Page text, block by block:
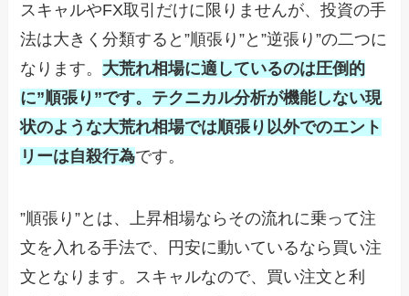
スキャルやFX取引だけに限りませんが、投資の手
法は大きく分類すると”順張り”と”逆張り”の二つに
なります。 大荒れ相場に適しているのは圧倒的
に”順張り”です。テクニカル分析が機能しない現
状のような大荒れ相場では順張り以外でのエント
リーは自殺行為です。
”順張り”とは、上昇相場ならその流れに乗って注
文を入れる手法で、円安に動いているなら買い注
文となります。スキャルなので、買い注文と利